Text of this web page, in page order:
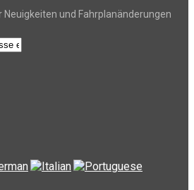
und Fahrplanänderungen